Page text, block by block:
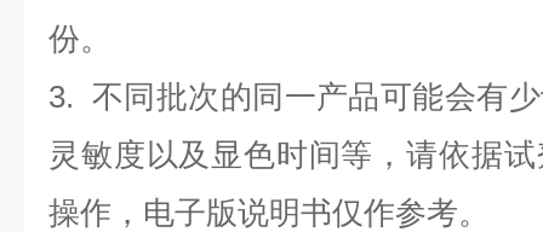
份。
3. 不同批次的同一产品可能会有
灵敏度以及显色时间等，请依据
操作，电子版说明书仅作参考。